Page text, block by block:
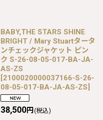
BABY,THE STARS SHINE
BRIGHT / Mary Stuartタータ
ンチェックジャケット ピン
ク S-26-08-05-017-BA-JA-
AS-ZS
[2100020000037166-S-26-
08-05-017-BA-JA-AS-ZS]
38,500円 (税込)